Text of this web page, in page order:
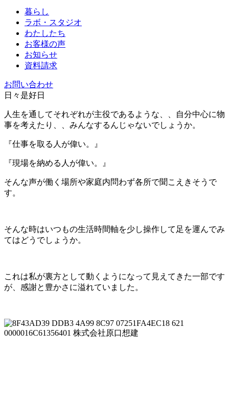
暮らし
ラボ・スタジオ
わたしたち
お客様の声
お知らせ
資料請求
お問い合わせ
日々是好日
人生を通してそれぞれが主役であるような、、自分中心に物
事を考えたり、、みんなするんじゃないでしょうか。
『仕事を取る人が偉い。』
『現場を納める人が偉い。』
そんな声が働く場所や家庭内問わず各所で聞こえきそうで
す。
そんな時はいつもの生活時間軸を少し操作して足を運んでみ
てはどうでしょうか。
これは私が裏方として動くようになって見えてきた一部です
が、感謝と豊かさに溢れていました。